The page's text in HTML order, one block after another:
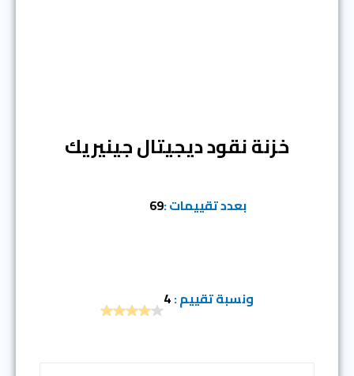
خزنة نقود ديجيتال جينيريك
بعدد تقييمات :69
ونسبة تقييم :4